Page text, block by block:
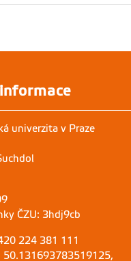
univerzita v Praze
ČZU: 3hdj9cb
224 381 111
50.131693783519125,